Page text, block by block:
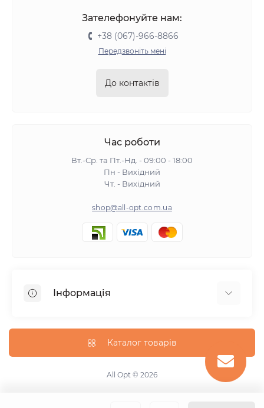
Зателефонуйте нам:
+38 (067)-966-8866
Передзвоніть мені
До контактів
Час роботи
Вт.-Ср. та Пт.-Нд. - 09:00 - 18:00
Пн - Вихідний
Чт. - Вихідний
shop@all-opt.com.ua
Інформація
Оплата та доставка
Повернення та обмін
Політика конфіденційності
Каталог товарів
All Opt © 2026